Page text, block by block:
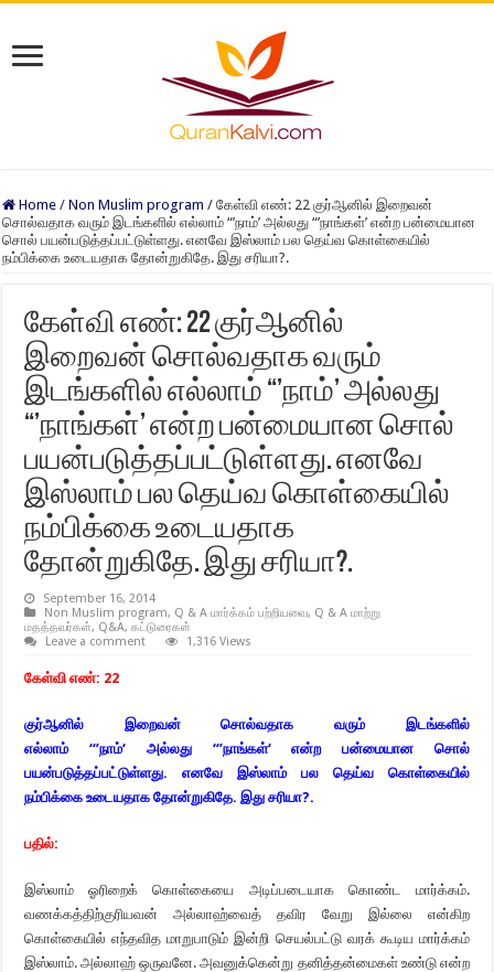
Home / Non Muslim program / கேள்வி எண்: 22 குர்ஆனில் இறைவன்
சொல்வதாக வரும் இடங்களில் எல்லாம் “’நாம்’ அல்லது “’நாங்கள்’ என்ற பன்மையான
சொல் பயன்படுத்தப்பட்டுள்ளது. எனவே இஸ்லாம் பல தெய்வ கொள்கையில்
நம்பிக்கை உடையதாக தோன்றுகிதே. இது சரியா?.
கேள்வி எண்: 22 குர்ஆனில்
இறைவன் சொல்வதாக வரும்
இடங்களில் எல்லாம் “’நாம்’ அல்லது
“’நாங்கள்’ என்ற பன்மையான சொல்
பயன்படுத்தப்பட்டுள்ளது. எனவே
இஸ்லாம் பல தெய்வ கொள்கையில்
நம்பிக்கை உடையதாக
தோன்றுகிதே. இது சரியா?.
September 16, 2014
Non Muslim program, Q & A மார்க்கம் பற்றியவை, Q & A மாற்று
மதத்தவர்கள், Q&A,கட்டுரைகள்
Leave a comment
1,316 Views
கேள்வி எண்: 22
குர்ஆனில் இறைவன் சொல்வதாக வரும் இடங்களில்
எல்லாம்
“’நாம்‘ அல்லது “’நாங்கள்‘ என்ற
பன்மையான சொல்
பயன்படுத்தப்பட்டுள்ளது. எனவே இஸ்லாம் பல தெய்வ கொள்கையில்
நம்பிக்கை உடையதாக தோன்றுகிதே. இது சரியா?.
பதில்:
இஸ்லாம் ஓரிறைக் கொள்கையை அடிப்படையாக கொண்ட மார்க்கம்.
வணக்கத்திற்குரியவன் அல்லாஹ்வைத் தவிர வேறு இல்லை என்கிற
கொள்கையில் எந்தவித மாறுபாடும் இன்றி செயல்பட்டு வரக் கூடிய மார்க்கம்
இஸ்லாம். அல்லாஹ் ஒருவனே. அவனுக்கென்று தனித்தன்மைகள் உண்டு என்ற